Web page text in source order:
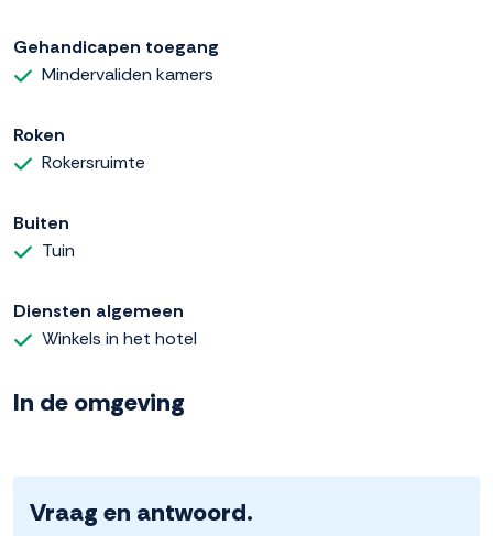
Gehandicapen toegang
Mindervaliden kamers
Roken
Rokersruimte
Buiten
Tuin
Diensten algemeen
Winkels in het hotel
In de omgeving
Vraag en antwoord.